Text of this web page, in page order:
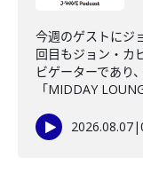
今週のゲストにジ
回目もジョン・カ
ビゲーターであり
「MIDDAY
2026.08.07|